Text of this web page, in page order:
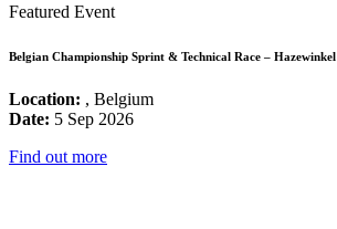
Featured Event
Belgian Championship Sprint & Technical Race – Hazewinkel
Location: , Belgium
Date: 5 Sep 2026
Find out more